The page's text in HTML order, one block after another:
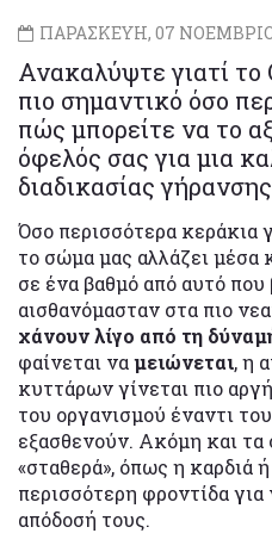
ΠΑΡΑΣΚΕΥΗ, 07
Ανακαλύψτε γιατί το
πιο σημαντικό όσο
πώς μπορείτε να το
όφελός σας για μια
διαδικασίας
Όσο περισσότερα κεράκια
το σώμα μας αλλάζει μέσα
σε ένα βαθμό από αυτό που
αισθανόμασταν στα πιο
χάνουν λίγο από τη
φαίνεται ναμειώνεται, η
κυττάρων γίνεται πιο
του οργανισμού έναντι
εξασθενούν. Ακόμη και
«σταθερά», όπως η καρδιά
περισσότερη φροντίδα
απόδοσή τους.